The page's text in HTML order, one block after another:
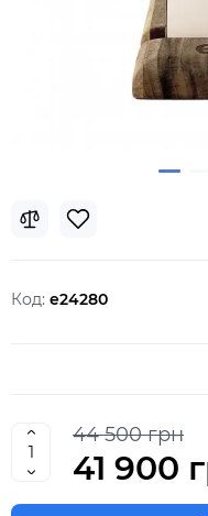
Код: e24280
44 500 грн
41 900